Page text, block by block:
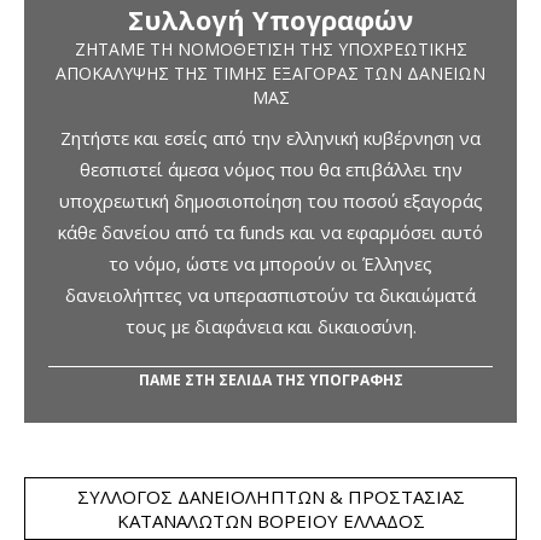
Συλλογή Υπογραφών
ΖΗΤΆΜΕ ΤΗ ΝΟΜΟΘΈΤΙΣΗ ΤΗΣ ΥΠΟΧΡΕΩΤΙΚΉΣ
ΑΠΟΚΆΛΥΨΗΣ ΤΗΣ ΤΙΜΉΣ ΕΞΑΓΟΡΆΣ ΤΩΝ ΔΑΝΕΊΩΝ
ΜΑΣ
Ζητήστε και εσείς από την ελληνική κυβέρνηση να
θεσπιστεί άμεσα νόμος που θα επιβάλλει την
υποχρεωτική δημοσιοποίηση του ποσού εξαγοράς
κάθε δανείου από τα funds και να εφαρμόσει αυτό
το νόμο, ώστε να μπορούν οι Έλληνες
δανειολήπτες να υπερασπιστούν τα δικαιώματά
τους με διαφάνεια και δικαιοσύνη.
ΠΑΜΕ ΣΤΗ ΣΕΛΙΔΑ ΤΗΣ ΥΠΟΓΡΑΦΗΣ
ΣΎΛΛΟΓΟΣ ΔΑΝΕΙΟΛΗΠΤΏΝ & ΠΡΟΣΤΑΣΊΑΣ
ΚΑΤΑΝΑΛΩΤΏΝ ΒΟΡΕΊΟΥ ΕΛΛΆΔΟΣ